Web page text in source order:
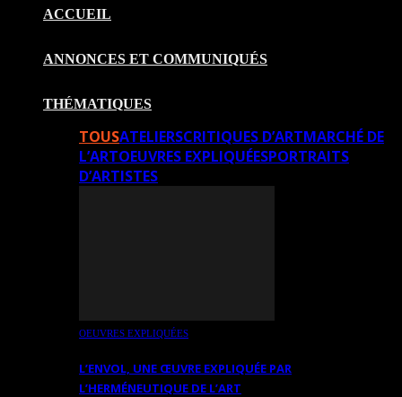
ACCUEIL
ANNONCES ET COMMUNIQUÉS
THÉMATIQUES
TOUSATELIERSCRITIQUES D’ARTMARCHÉ DE
L’ARTOEUVRES EXPLIQUÉESPORTRAITS
D’ARTISTES
OEUVRES EXPLIQUÉES
L’ENVOL, UNE ŒUVRE EXPLIQUÉE PAR
L’HERMÉNEUTIQUE DE L’ART